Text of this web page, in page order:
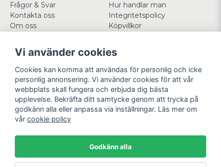
Frågor & Svar
Kontakta oss
Om oss
Hur handlar man
Integritetspolicy
Köpvillkor
Mitt konto
Logga in
Registrera dig
Glömt lösenord?
Följ oss
Facebook
Instagram
Betala enkelt Vi levererar med
Vi använder cookies
Cookies kan komma att användas för personlig och icke
personlig annonsering. Vi använder cookies för att vår
webbplats skall fungera och erbjuda dig bästa
upplevelse. Bekräfta ditt samtycke genom att trycka på
godkänn alla eller anpassa via inställningar. Läs mer om
vår cookie policy
Godkänn alla